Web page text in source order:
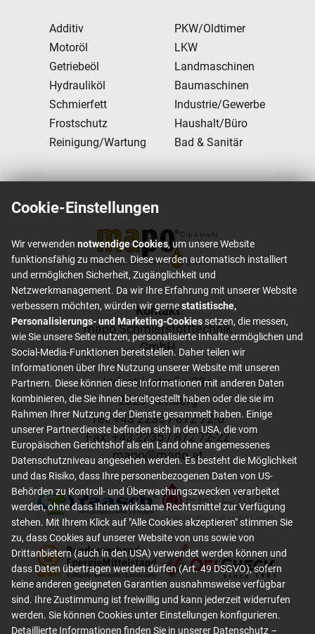
Additiv
Motoröl
Getriebeöl
Hydrauliköl
Schmierfett
Frostschutz
Reinigung/Wartung
PKW/Oldtimer
LKW
Landmaschinen
Baumaschinen
Industrie/Gewerbe
Haushalt/Büro
Bad & Sanitär
Footer content
Kontakt
mapo Schmierstofftechnik
GmbH
Industriestraße 23a
2325 Himberg
Tel: +43 2235 / 872 72-0
Fax: +43 2235 / 872 72-22
mapo@mapo.at
Cookie-Einstellungen
Wir verwenden notwendige Cookies, um unsere Website
funktionsfähig zu machen. Diese werden automatisch installiert
und ermöglichen Sicherheit, Zugänglichkeit und
Netzwerkmanagement. Da wir Ihre Erfahrung mit unserer Website
verbessern möchten, würden wir gernestatistische,
Personalisierungs- und Marketing-Cookiessetzen, die messen,
wie Sie unsere Seite nutzen, personalisierte Inhalte ermöglichen und
Social-Media-Funktionen bereitstellen. Daher teilen wir
Informationen über Ihre Nutzung unserer Website mit unseren
Partnern. Diese können diese Informationen mit anderen Daten
kombinieren, die Sie ihnen bereitgestellt haben oder die sie im
Rahmen Ihrer Nutzung der Dienste gesammelt haben. Einige
unserer Partnerdienste befinden sich in den USA, die vom
Europäischen Gerichtshof als ein Land ohne angemessenes
Datenschutzniveau angesehen werden. Es besteht die Möglichkeit
und das Risiko, dass Ihre personenbezogenen Daten von US-
Behörden zu Kontroll- und Überwachungszwecken verarbeitet
werden, ohne dass Ihnen wirksame Rechtsmittel zur Verfügung
stehen. Mit Ihrem Klick auf "Alle Cookies akzeptieren" stimmen Sie
zu, dass Cookies auf unserer Website von uns sowie von
Drittanbietern (auch in den USA) verwendet werden können und
dass Daten übertragen werden dürfen (Art. 49 DSGVO), sofern
keine anderen geeigneten Garantien ausnahmsweise verfügbar
sind. Ihre Zustimmung ist freiwillig und kann jederzeit widerrufen
werden. Sie können Cookies unter Einstellungen konfigurieren.
Detaillierte Informationen finden Sie in unserer Datenschutz –